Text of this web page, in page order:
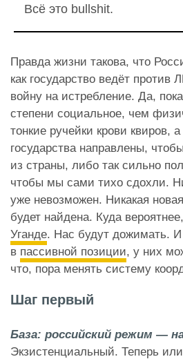
Всё это bullshit.
Правда жизни такова, что
как государство ведёт против
войну на истребление. Да,
степени социальное, чем
тонкие ручейки крови квиров,
государства направлены,
из страны, либо так сильно
чтобы мы сами тихо сдохли.
уже невозможен. Никакая
будет найдена. Куда
Уганде. Нас будут дожимать.
в пассивной позиции, у них
что, пора менять систему
Шаг первый
База: российский режим —
Экзистенциальный. Теперь